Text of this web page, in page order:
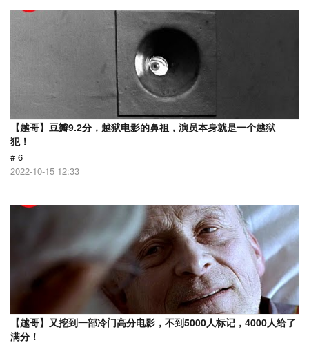
【越哥】豆瓣9.2分，越狱电影的鼻祖，演员本身就是一个越狱
犯！
# 6
2022-10-15 12:33
【越哥】又挖到一部冷门高分电影，不到5000人标记，4000人给了
满分！